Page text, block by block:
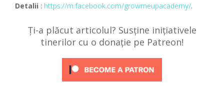
Detalii : https://m.facebook.com/growmeupacademy/.
Ți-a plăcut articolul? Susține inițiativele
tinerilor cu o donație pe Patreon!